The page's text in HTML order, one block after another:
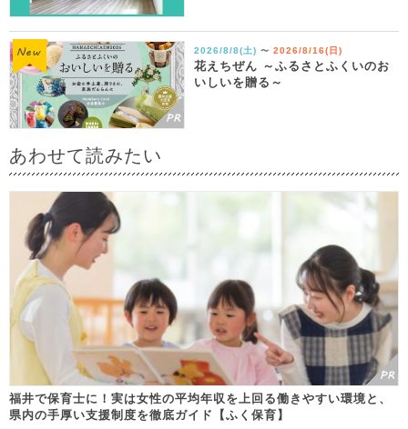
2026/8/8(土) 〜 2026/8/16(日)
花えちぜん ～ふるさとふくいのお
いしいを贈る～
あわせて読みたい
福井で保育士に！実は女性の平均年収を上回る働きやすい環境と、
県内の手厚い支援制度を徹底ガイド【ふく保育】